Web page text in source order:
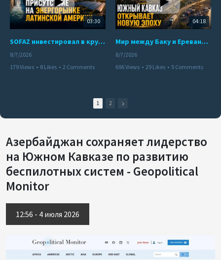
03:30
SOFAZ инвестировал в крупнейшего независимого производителя электроэнергии Перу
8/7/2026
179 Views • 8 Likes • 2 Comments
04:18
Мир между Баку и Ереваном запускает крупные логистические проекты
8/7/2026
696 Views • 29 Likes • 5 Comments
1 2
Азербайджан сохраняет лидерство
на Южном Кавказе по развитию
беспилотных систем - Geopolitical
Monitor
12:56 - 4 июля 2026